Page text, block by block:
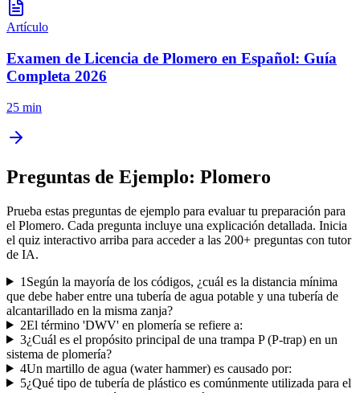
Artículo
Examen de Licencia de Plomero en Español: Guía
Completa 2026
25 min
Preguntas de Ejemplo: Plomero
Prueba estas preguntas de ejemplo para evaluar tu preparación para
el Plomero. Cada pregunta incluye una explicación detallada. Inicia
el quiz interactivo arriba para acceder a las 200+ preguntas con tutor
de IA.
1 Según la mayoría de los códigos, ¿cuál es la distancia mínima
que debe haber entre una tubería de agua potable y una tubería de
alcantarillado en la misma zanja?
2El término 'DWV' en plomería se refiere a:
3¿Cuál es el propósito principal de una trampa P (P-trap) en un
sistema de plomería?
4Un martillo de agua (water hammer) es causado por:
5¿Qué tipo de tubería de plástico es comúnmente utilizada para el